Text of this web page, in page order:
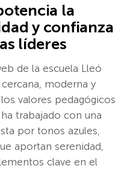
la
y confianza
líderes
de la escuela Lleó
moderna y
valores pedagógicos
trabajado con una
por tonos azules,
aportan serenidad,
clave en el